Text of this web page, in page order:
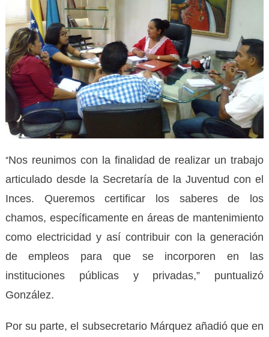
“Nos reunimos con la finalidad de realizar un trabajo
articulado desde la Secretaría de la Juventud con el
Inces. Queremos certificar los saberes de los
chamos, específicamente en áreas de mantenimiento
como electricidad y así contribuir con la generación
de empleos para que se incorporen en las
instituciones públicas y privadas,” puntualizó
González.
Por su parte, el subsecretario Márquez añadió que en